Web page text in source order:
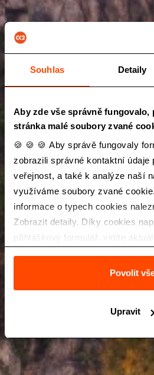
Souhlas Detaily
Aby zde vše správně fungovalo,
stránka malé soubory zvané
🍪 🍪 🍪 Aby správě fungovaly
zobrazili správné kontaktní údaje
veřejnost, a také k analýze naší
využíváme soubory zvané
informace o typech cookies
Zobrazit detaily. Díky cookies
přihláškový formulář, vidíte
Povolit
Upravit